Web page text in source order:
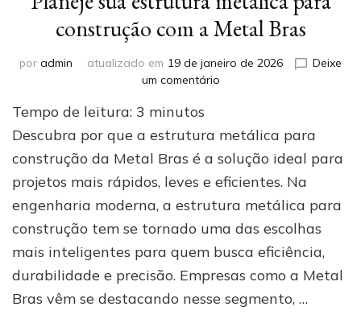
construção com a Metal Bras
por admin atualizado em 19 de janeiro de 2026
Deixe
um comentárioem
estrutura
para
construção
a
Metal
Bras
Tempo de leitura: 3 minutos
Descubra por que a estrutura metálica para
construção da Metal Bras é a solução ideal para
projetos mais rápidos, leves e eficientes. Na
engenharia moderna, a estrutura metálica para
construção tem se tornado uma das escolhas
mais inteligentes para quem busca eficiência,
durabilidade e precisão. Empresas como a Metal
Bras vêm se destacando nesse segmento, …